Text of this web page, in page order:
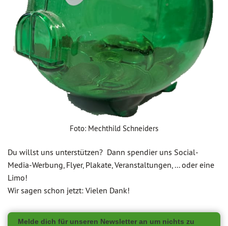
Foto: Mechthild Schneiders
Du willst uns unterstützen? Dann spendier uns Social-
Media-Werbung, Flyer, Plakate, Veranstaltungen, ... oder eine
Limo!
Wir sagen schon jetzt: Vielen Dank!
Melde dich für unseren Newsletter an um nichts zu